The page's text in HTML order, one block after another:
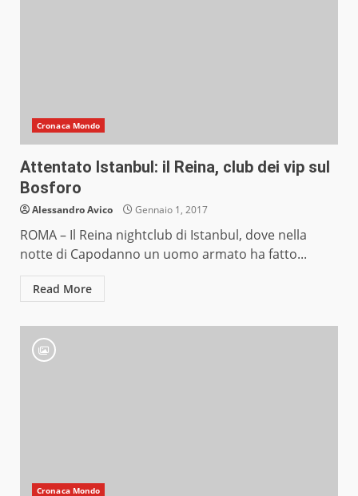
Cronaca Mondo
Attentato Istanbul: il Reina, club dei vip sul
Bosforo
Alessandro Avico Gennaio 1, 2017
ROMA – Il Reina nightclub di Istanbul, dove nella
notte di Capodanno un uomo armato ha fatto...
Read More
Cronaca Mondo